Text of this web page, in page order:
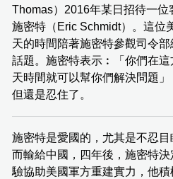
Thomas）2016年某日招待一
施密特（Eric Schmidt）。這位
天的時間陪著施密特參觀司令
話題。施密特表示︰「你們在
天時間就可以幫你們解決問題」
但還是忍住了。
施密特是愛國的，尤其是不忍
而輸給中國，四年後，施密特
驗協助美國軍方重建實力，他